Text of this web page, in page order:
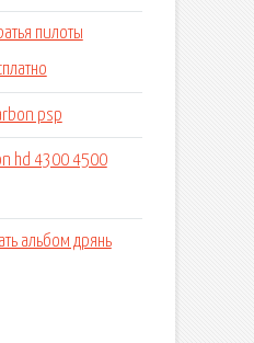
пилоты
psp
hd 4300 4500
альбом дрянь